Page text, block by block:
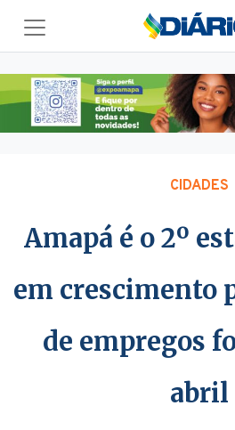
CIDADES
Amapá é o 2º
em crescimento
de empregos
abril